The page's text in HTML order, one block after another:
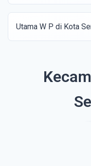
Utama W P di Kota